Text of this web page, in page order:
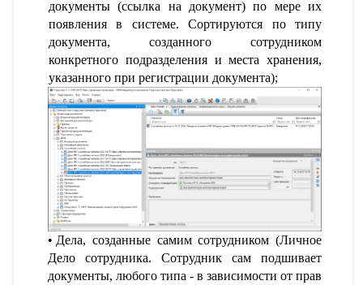
документы (ссылка на документ) по мере их
появления в системе. Сортируются по типу
документа, созданного сотрудником
конкретного подразделения и места хранения,
указанного при регистрации документа);
Дела, созданные самим сотрудником (Личное
Дело сотрудника. Сотрудник сам подшивает
документы, любого типа - в зависимости от прав